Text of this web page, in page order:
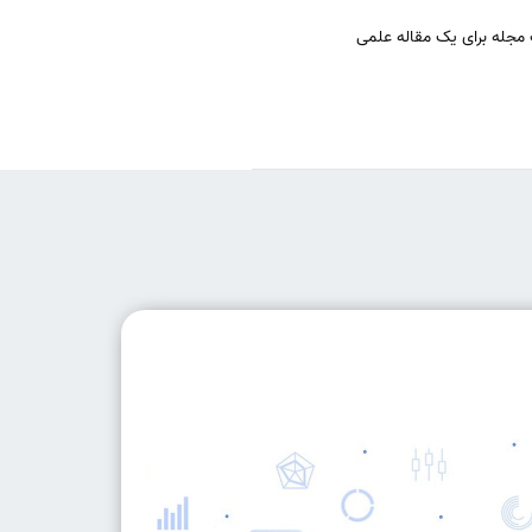
مجله برای یک مقاله علمی